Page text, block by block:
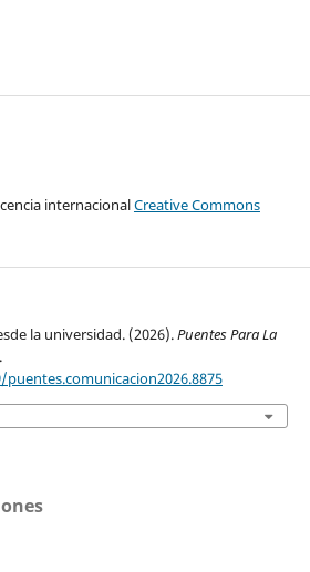
internacionalCreative Commons
la universidad. (2026).Puentes Para La